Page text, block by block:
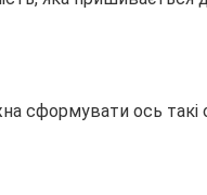
ось такі